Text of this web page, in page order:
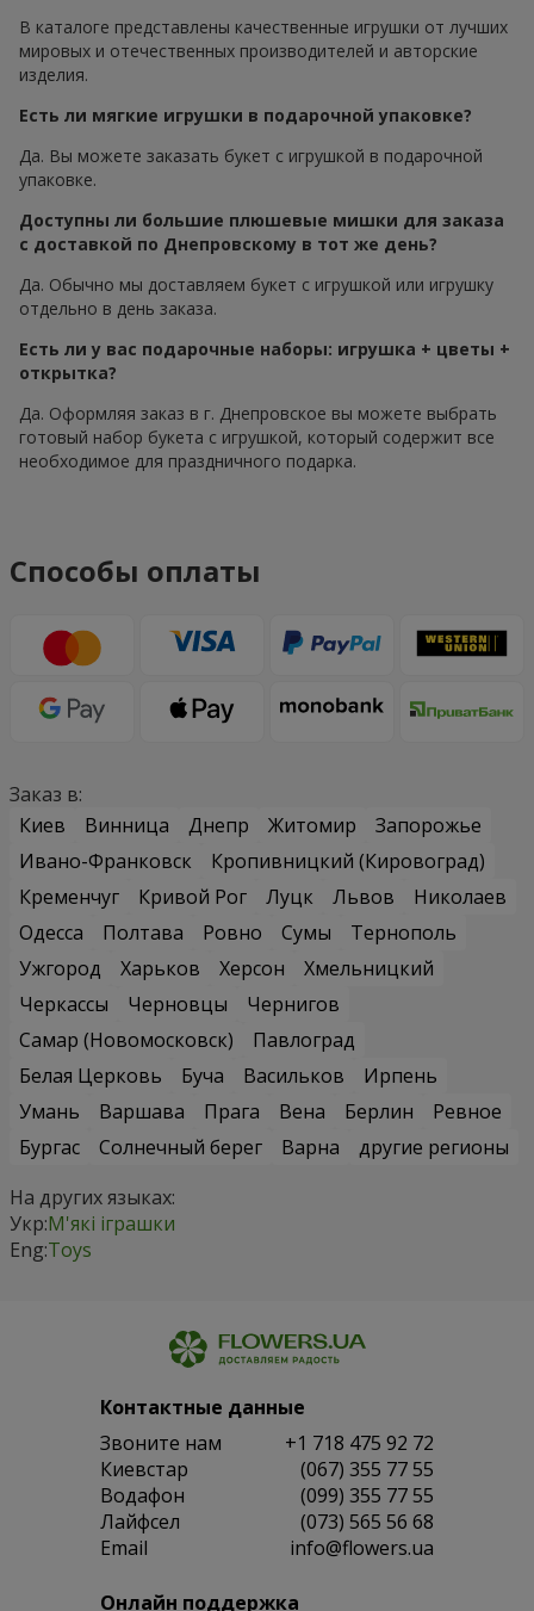
В каталоге представлены качественные игрушки от лучших
мировых и отечественных производителей и авторские
изделия.
Есть ли мягкие игрушки в подарочной упаковке?
Да. Вы можете заказать букет с игрушкой в подарочной
упаковке.
Доступны ли большие плюшевые мишки для заказа
с доставкой по Днепровскому в тот же день?
Да. Обычно мы доставляем букет с игрушкой или игрушку
отдельно в день заказа.
Есть ли у вас подарочные наборы: игрушка + цветы +
открытка?
Да. Оформляя заказ в г. Днепровское вы можете выбрать
готовый набор букета с игрушкой, который содержит все
необходимое для праздничного подарка.
Способы оплаты
Заказ в:
Киев
Винница Днепр Житомир
Запорожье
Ивано-Франковск
Кропивницкий (Кировоград)
Кременчуг
Кривой Рог Луцк Львов
Николаев
Одесса
Полтава Ровно Сумы
Тернополь
Ужгород
Харьков Херсон
Хмельницкий
Черкассы
Черновцы
Чернигов
Самар (Новомосковск)
Павлоград
Белая Церковь
Буча Васильков
Ирпень
Умань
Варшава Прага Вена Берлин
Ревное
Бургас
Солнечный берег Варна
другие регионы
На других языках:
Укр:М'які іграшки
Eng:Toys
Контактные данные
Звоните нам
+1 718 475 92 72
Киевстар
(067) 355 77 55
Водафон
(099) 355 77 55
Лайфсел
(073) 565 56 68
Email
info@flowers.ua
Онлайн поддержка